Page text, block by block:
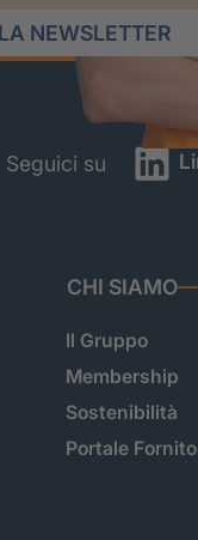
NEWSLETTER
Seguici su
CHI SIAMO
Il Gruppo
Membership
Sostenibilità
Portale